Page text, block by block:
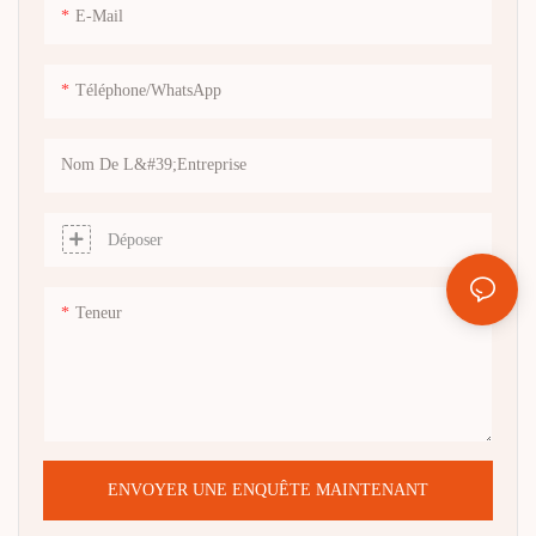
E-Mail
Téléphone/WhatsApp
Nom De L&#39;entreprise
Déposer
Teneur
ENVOYER UNE ENQUÊTE MAINTENANT